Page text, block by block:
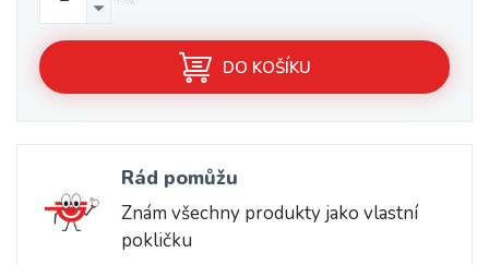
DO KOŠÍKU
Rád pomůžu
Znám všechny produkty jako vlastní
pokličku